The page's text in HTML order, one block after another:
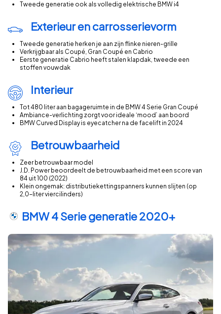
€10.000 – €15.000
€20.000 – €25.000
€25.000 – €30.000
€35.000 – €40.000
€40.000 – €45.000
€45.000 – €50.000
€50.000 – €55.000
€55.000 – €60.000
€60.000 – €65.000
€65.000 – €70.000
€70.000 – €75.000
€75.000 – €80.000
€85.000 – €90.000
€95.000 – €100.000
Gemiddelde prijs van een BMW 4-serie occasion per
0–10.000 km
10.000–20.000 km
Tweede generatie ook als volledig elektrische BMW i4
Exterieur en carrosserievorm
Tweede generatie herken je aan zijn flinke nieren-grille
Verkrijgbaar als Coupé, Gran Coupé en Cabrio
Eerste generatie Cabrio heeft stalen klapdak, tweede een
stoffen vouwdak
Interieur
Tot 480 liter aan bagageruimte in de BMW 4 Serie Gran Coupé
Ambiance-verlichting zorgt voor ideale ‘mood’ aan boord
BMW Curved Display is eyecatcher na de facelift in 2024
Betrouwbaarheid
Zeer betrouwbaar model
J.D. Power beoordeelt de betrouwbaarheid met een score van
84 uit 100 (2022)
Klein ongemak: distributiekettingspanners kunnen slijten (op
2,0-liter viercilinders)
BMW 4 Serie generatie 2020+